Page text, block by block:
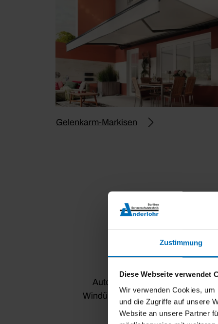
Zustimmung
Diese Webseite verwendet
Wir verwenden Cookies,
und die Zugriffe auf unsere
Website an unsere Partner
Gelenkarm-Markisen
Automatische
Windüberwachung